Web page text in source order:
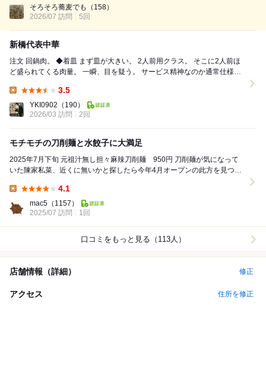
欲をそそります。 注文したのは看...
そろそろ蕎麦でも
（158）
2026/07 訪問
5回
新橋代表中華
注文 回鍋肉。 ◆着皿 まず皿が大きい。 2人前用クラス。 そこに2人前ほ
ど盛られてくる肉量。 一瞬、目を疑う。 サービス精神なのか通常仕様な
3.5
YKI0902 （190）
2026/03 訪問
2回
モチモチの刀削麺と水餃子に大満足
2025年7月下旬 元祖汁無し担々麻辣刀削麺 950円 刀削麺が気になって
いた陳家私菜、近くに無いかと探したら今年4月オープンの此方を見つけ
4.1
mac5 （1157）
2025/07 訪問
1回
口コミをもっと見る（113人）
店舗情報（詳細） 修正
アクセス 住所を修正